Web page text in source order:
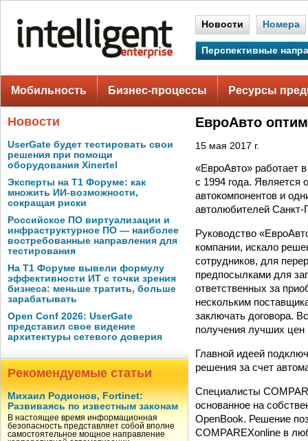
Новости Номера
Перспективные
Мобильность Бизнес-процессы Ресурсы
Новости
UserGate будет тестировать свои
решения при помощи
оборудования Xinertel
Эксперты на Т1 Форуме: как
множить ИИ-возможности,
сокращая риски
Российское ПО виртуализации и
инфраструктурное ПО — наиболее
востребованные направления для
тестирования
На Т1 Форуме вывели формулу
эффективности ИТ с точки зрения
бизнеса: меньше тратить, больше
зарабатывать
Open Conf 2026: UserGate
представил свое видение
архитектуры сетевого доверия
Рекомендуемые статьи
Михаил Родионов, Fortinet:
Развиваясь по известным законам
В настоящее время информационная
безопасность представляет собой вполне
самостоятельное мощное направление
ЕвроАвто
15 мая 2017 г.
«ЕвроАвто» работает
с 1994 года. Является
автокомпонентов и
автолюбителей Санкт-
Руководство
компании, искало
сотрудников, для
предпосылками для
ответственных за
нескольким
заключать договора.
получения лучших
Главной идеей
решения за счет
Специалисты
основанное на
OpenBook. Решение
COMPAREXonline в